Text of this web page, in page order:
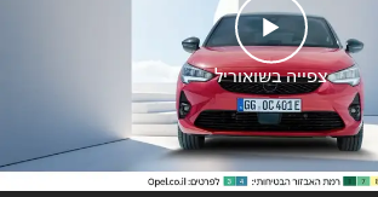
צפייה בשואוריל